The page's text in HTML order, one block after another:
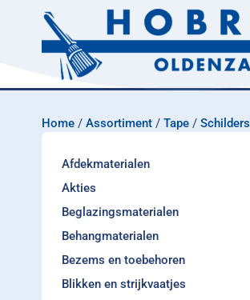
Home / Assortiment / Tape /
Afdekmaterialen
Akties
Beglazingsmaterialen
Behangmaterialen
Bezems en toebehoren
Blikken en strijkvaatjes